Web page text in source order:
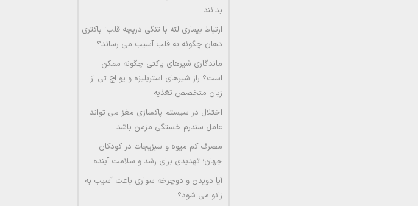
بدانند
ارتباط بیماری لثه با تنگی دریچه قلب؛ باکتری
دهان چگونه به قلب آسیب می رساند؟
ماندگاری شیرهای پاکتی چگونه ممکن
است؟ راز شیرهای استریلیزه و یو اچ تی از
زبان متخصص تغذیه
اختلال در سیستم پاکسازی مغز می تواند
عامل سندرم خستگی مزمن باشد
مصرف کم میوه و سبزیجات در کودکان
جهان؛ تهدیدی برای رشد و سلامت آینده
آیا دویدن و دوچرخه سواری باعث آسیب به
زانو می شود؟